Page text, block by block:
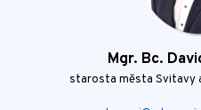
Mgr. Bc.
starosta města Svitavy